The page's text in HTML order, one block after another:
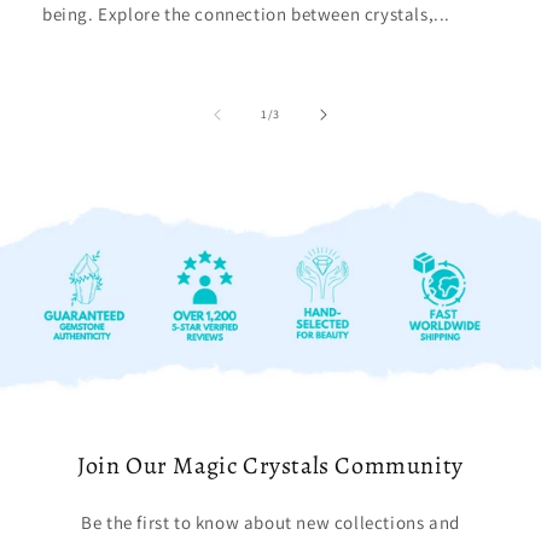
being. Explore the connection between crystals,...
1/de
3
Join Our Magic Crystals Community
Be the first to know about new collections and